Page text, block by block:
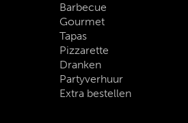
Barbecue
Gourmet
Tapas
Pizzarette
Dranken
Partyverhuur
Extra bestellen